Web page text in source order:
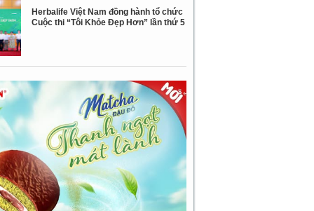
Herbalife Việt Nam đồng hành tổ chức
Cuộc thi “Tôi Khỏe Đẹp Hơn” lần thứ 5